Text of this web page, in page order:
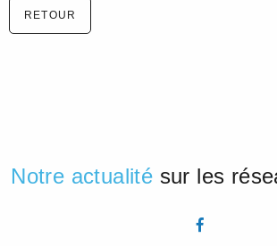
RETOUR
Notre actualité sur les